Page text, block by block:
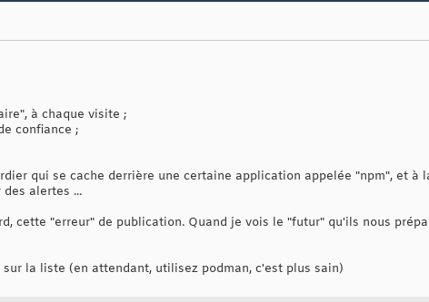
à chaque visite ;
confiance ;
qui se cache derrière une certaine application appelée "npm", et à
alertes ...
cette "erreur" de publication. Quand je vois le "futur" qu'ils nous
la liste (en attendant, utilisez podman, c'est plus sain)